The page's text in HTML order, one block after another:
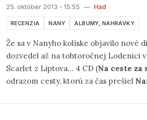
25. október 2013 - 15:55 — Had
RECENZIA NANY ALBUMY, NAHRÁVKY
Že sa v Nanyho kolíske objavilo nové
dozvedel až na tohtoročnej Lodenici
Scarlet z Liptova... 4 CD (Na ceste za
odrazom cesty, ktorú za čas prešiel